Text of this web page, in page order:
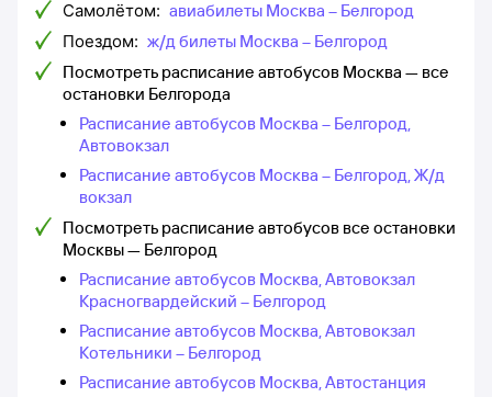
Самолётом: авиабилеты Москва – Белгород
Поездом: ж/д билеты Москва – Белгород
Посмотреть расписание автобусов Москва — все
остановки Белгорода
Расписание автобусов Москва – Белгород,
Автовокзал
Расписание автобусов Москва – Белгород, Ж/д
вокзал
Посмотреть расписание автобусов все остановки
Москвы — Белгород
Расписание автобусов Москва, Автовокзал
Красногвардейский – Белгород
Расписание автобусов Москва, Автовокзал
Котельники – Белгород
Расписание автобусов Москва, Автостанция